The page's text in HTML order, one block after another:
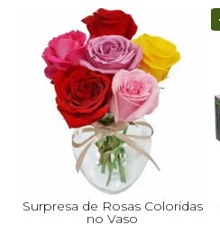
Surpresa de Rosas Coloridas
no Vaso